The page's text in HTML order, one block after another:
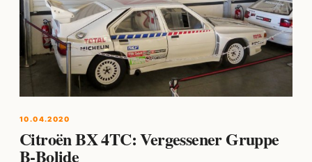
10.04.2020
Citroën BX 4TC: Vergessener Gruppe
B-Bolide